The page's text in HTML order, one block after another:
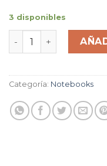
3 disponibles
Notebook HP
Categoría: Notebooks